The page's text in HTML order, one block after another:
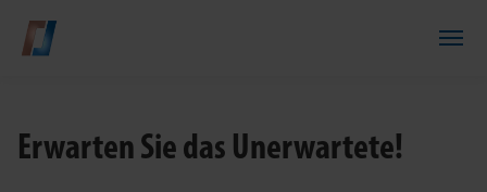
Zum Hauptinhalt springen
Erwarten Sie das Unerwartete!